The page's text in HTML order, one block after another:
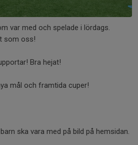
var med och spelade i lördags.
som oss!
Bra hejat!
mål och framtida cuper!
ska vara med på bild på hemsidan.